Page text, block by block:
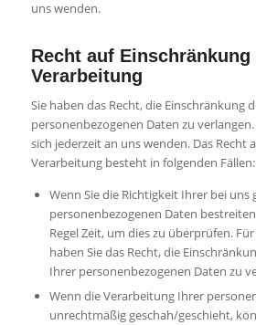
uns wenden.
Recht auf Einschränkung
Verarbeitung
Sie haben das Recht, die Einschränkung
personenbezogenen Daten zu
sich jederzeit an uns wenden. Das Recht
Verarbeitung besteht in folgenden Fällen:
Wenn Sie die Richtigkeit Ihrer bei uns
personenbezogenen Daten
Regel Zeit, um dies zu überprüfen.
haben Sie das Recht, die
Ihrer personenbezogenen Daten zu
Wenn die Verarbeitung Ihrer
unrechtmäßig geschah/geschieht,